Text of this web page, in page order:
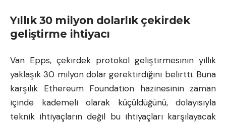
Yıllık 30 milyon dolarlık çekirdek
geliştirme ihtiyacı
Van Epps, çekirdek protokol geliştirmesinin yıllık
yaklaşık 30 milyon dolar gerektirdiğini belirtti. Buna
karşılık Ethereum Foundation hazinesinin zaman
içinde kademeli olarak küçüldüğünü, dolayısıyla
teknik ihtiyaçların değil bu ihtiyaçları karşılayacak